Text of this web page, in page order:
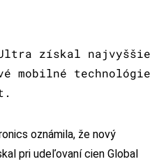
Ultra získal najvyššie
mobilné technológie
oznámila, že nový
pri udeľovaní cien Global